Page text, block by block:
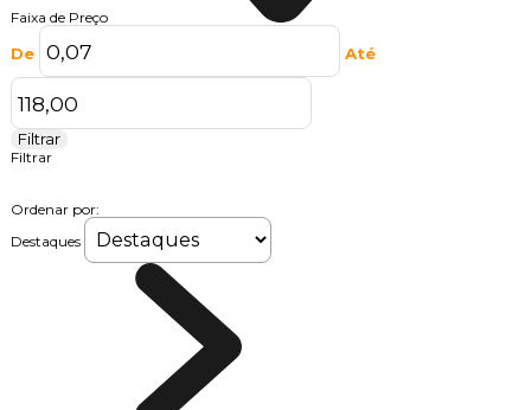
Faixa de Preço
De Até
Filtrar
Filtrar
Ordenar por:
Destaques